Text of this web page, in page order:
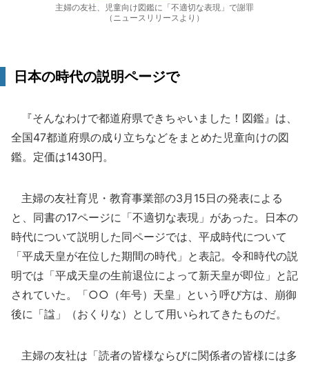
主婦の友社、児童向け図鑑に「不適切な表現」で謝罪
（ニュースリリースより）
日本の時代の説明ページで
『そんなわけで都道府県できちゃいました！図鑑』は、
全国47都道府県の成り立ちなどをまとめた児童向けの図
鑑。定価は1430円。
主婦の友社育児・教育事業部の3月15日の発表による
と、同書の17ページに「不適切な表現」があった。日本の
時代について説明した同ページでは、平成時代について
「平成天皇が在位した期間の時代」と表記。令和時代の説
明では「平成天皇の生前退位によって新天皇が即位」と記
されていた。「○○（年号）天皇」という呼び方は、崩御
後に「諡」（おくりな）として用いられてきたものだ。
主婦の友社は「読者の皆様ならびに関係者の皆様には多